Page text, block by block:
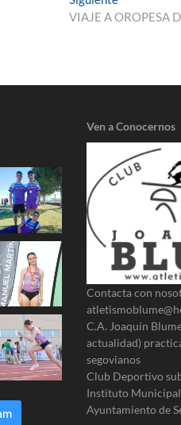
siguiente:
VIAJE A OROPESA
Ven a Conocernos
Contacta con
C.A. Joaquín
actualidad)
segovianos
Club Deportivo
Instituto Municipal
Ayuntamiento de